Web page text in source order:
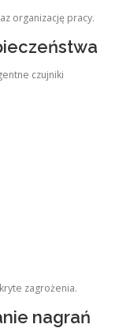
organizację pracy.
czujniki
zagrożenia.
nagrań